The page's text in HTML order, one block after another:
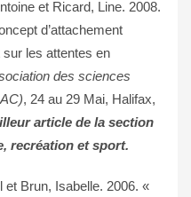
et Ricard, Line. 2008.
d’attachement
les attentes en
des sciences
, 24 au 29 Mai, Halifax,
article de la section
recréation et sport.
et Brun, Isabelle. 2006. «